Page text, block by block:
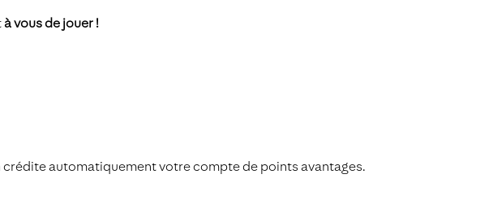
à vous de jouer !
crédite automatiquement votre compte de points avantages.